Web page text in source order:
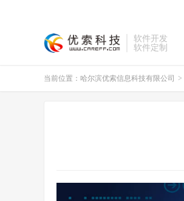
软件开发
软件定制
当前位置： 哈尔滨优索信息科技有限公司 >